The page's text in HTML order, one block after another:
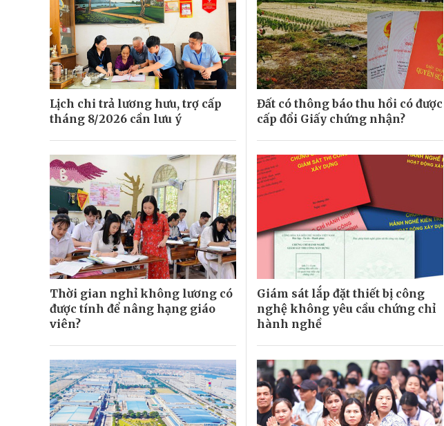
Lịch chi trả lương hưu, trợ cấp
tháng 8/2026 cần lưu ý
Đất có thông báo thu hồi có được
cấp đổi Giấy chứng nhận?
Thời gian nghỉ không lương có
được tính để nâng hạng giáo
viên?
Giám sát lắp đặt thiết bị công
nghệ không yêu cầu chứng chỉ
hành nghề